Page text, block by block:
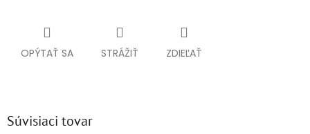
OPÝTAŤ SA STRÁŽIŤ ZDIEĽAŤ
Súvisiaci tovar